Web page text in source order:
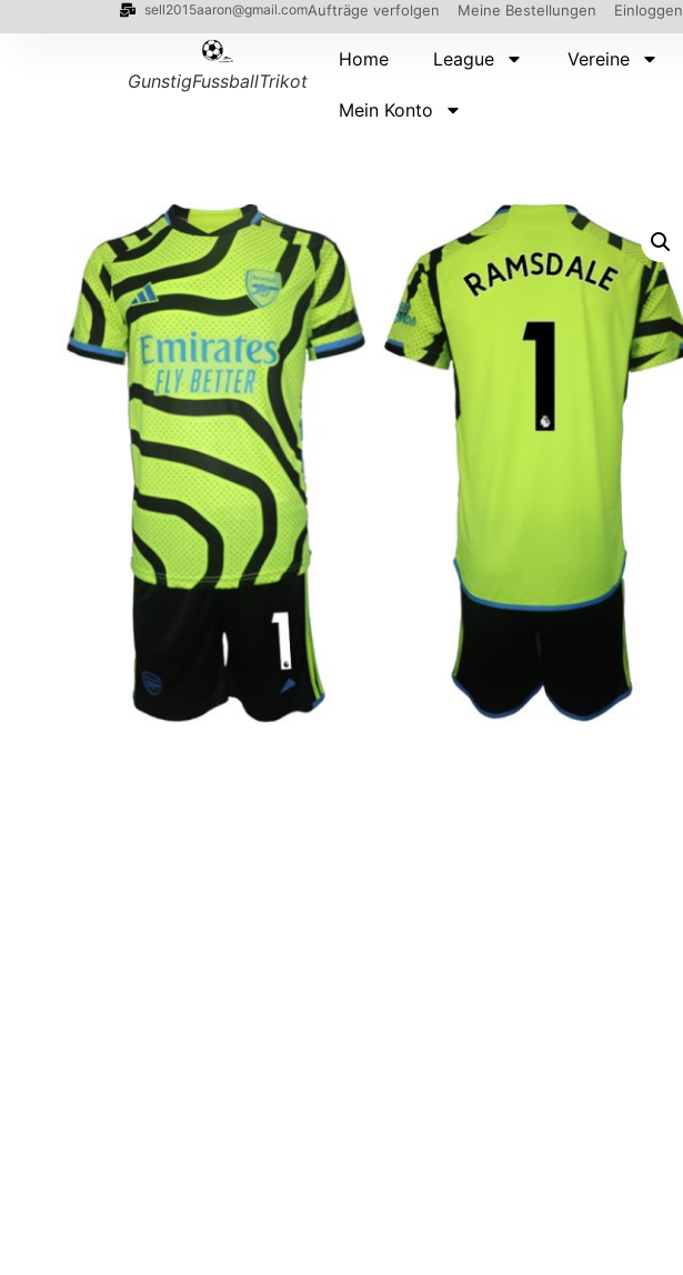
sell2015aaron@gmail.comAufträge verfolgen Meine Bestellungen Einloggen
GunstigFussballTrikot
Home League Vereine
Mein Konto